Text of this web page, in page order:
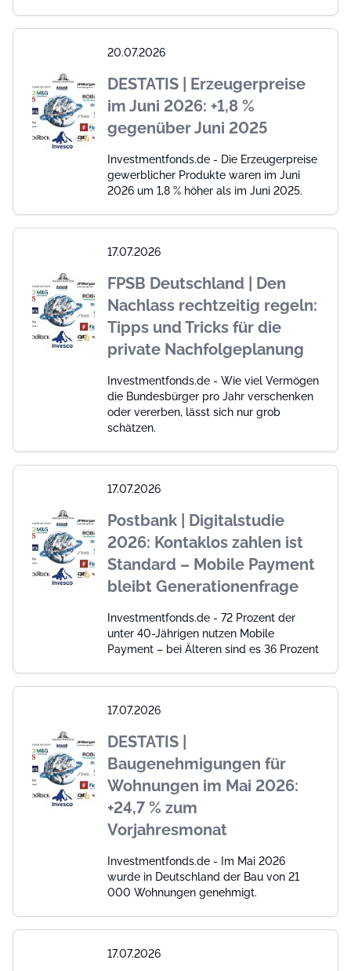
20.07.2026
DESTATIS | Erzeugerpreise
im Juni 2026: +1,8 %
gegenüber Juni 2025
Investmentfonds.de - Die Erzeugerpreise
gewerblicher Produkte waren im Juni
2026 um 1,8 % höher als im Juni 2025.
17.07.2026
FPSB Deutschland | Den
Nachlass rechtzeitig regeln:
Tipps und Tricks für die
private Nachfolgeplanung
Investmentfonds.de - Wie viel Vermögen
die Bundesbürger pro Jahr verschenken
oder vererben, lässt sich nur grob
schätzen.
17.07.2026
Postbank | Digitalstudie
2026: Kontaklos zahlen ist
Standard – Mobile Payment
bleibt Generationenfrage
Investmentfonds.de - 72 Prozent der
unter 40-Jährigen nutzen Mobile
Payment – bei Älteren sind es 36 Prozent
17.07.2026
DESTATIS |
Baugenehmigungen für
Wohnungen im Mai 2026:
+24,7 % zum
Vorjahresmonat
Investmentfonds.de - Im Mai 2026
wurde in Deutschland der Bau von 21
000 Wohnungen genehmigt.
17.07.2026